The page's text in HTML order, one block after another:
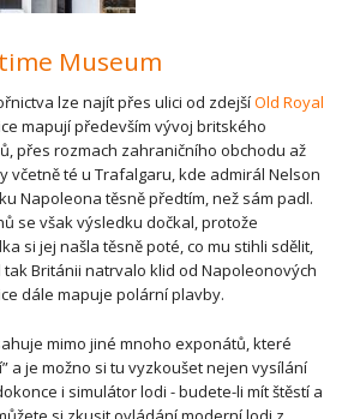
Museum
lze najít přes ulici od zdejšíOld Royal
mapují především vývoj britského
přes rozmach zahraničního obchodu až
včetně té u Trafalgaru, kde admirál Nelson
Napoleona těsně předtím, než sám padl.
se však výsledku dočkal, protože
si jej našla těsně poté, co mu stihli sdělit,
Británii natrvalo klid od Napoleonových
dále mapuje polární plavby.
mimo jiné mnoho exponátů, které
a je možno si tu vyzkoušet nejen vysílání
i simulátor lodi - budete-li mít štěstí a